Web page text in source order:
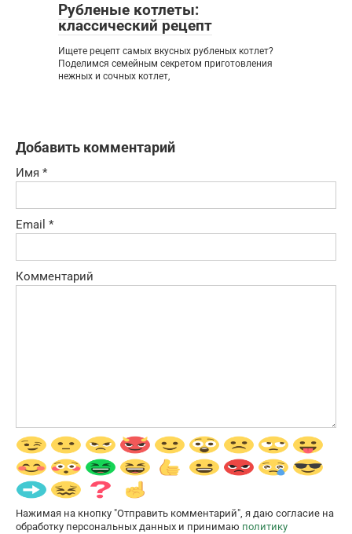
Рубленые котлеты:
классический рецепт
Ищете рецепт самых вкусных рубленых котлет?
Поделимся семейным секретом приготовления
нежных и сочных котлет,
Добавить комментарий
Имя *
Email *
Комментарий
Нажимая на кнопку "Отправить комментарий", я даю согласие на
обработку персональных данных и принимаю политику